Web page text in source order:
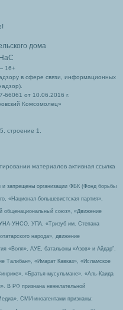
дома
16+
в сфере связи, информационных
от 10.06.2016 г.
Комсомолец»
строение 1.
материалов активная ссылка
и запрещены организации ФБК (Фонд борьбы
«Национал-большевистская партия»,
общенациональный союз», «Движение
УНА-УНСО, УПА, «Тризуб им. Степана
народа», движение
«Воля», АУЕ, батальоны «Азов» и Айдар″.
Талибан», «Имарат Кавказ», «Исламское
«Братья-мусульмане», «Аль-Каида
В РФ признана нежелательной
СМИ-иноагентами признаны: